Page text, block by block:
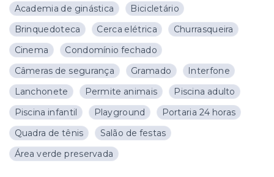
Academia de ginástica
Bicicletário
Brinquedoteca
Cerca elétrica
Churrasqueira
Cinema
Condomínio fechado
Câmeras de segurança
Gramado
Interfone
Lanchonete
Permite animais
Piscina adulto
Piscina infantil
Playground
Portaria 24 horas
Quadra de tênis
Salão de festas
Área verde preservada